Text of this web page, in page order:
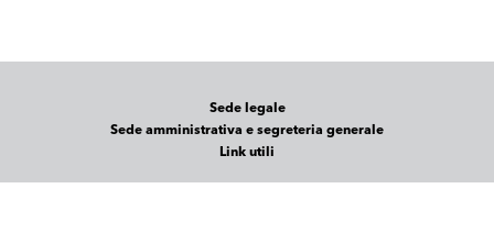
Sede legale
Sede amministrativa e segreteria generale
Link utili